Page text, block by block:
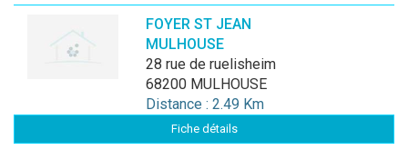
FOYER ST JEAN
MULHOUSE
28 rue de ruelisheim
68200 MULHOUSE
Distance : 2.49 Km
Fiche détails